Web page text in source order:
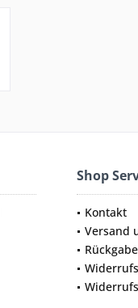
Shop
Kontakt
Versand
Rückgabe